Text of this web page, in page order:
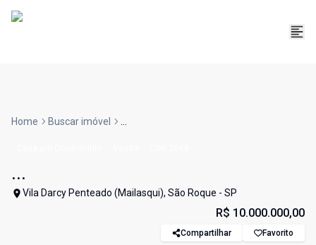
Home Buscar imóvel ...
...
Vila Darcy Penteado (Mailasqui), São Roque - SP
R$ 10.000.000,00
Compartilhar Favorito